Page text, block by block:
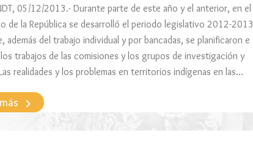
05/12/2013.- Durante parte de este año y el anterior, en el
de la República se desarrolló el periodo legislativo 2012-2013
además del trabajo individual y por bancadas, se planificaron e
trabajos de las comisiones y los grupos de investigación y
realidades y los problemas en territorios indígenas en las…
keyboard_arrow_right